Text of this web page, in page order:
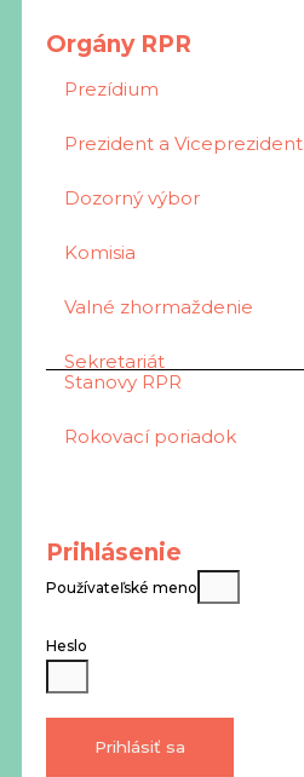
Orgány RPR
Prezídium
Prezident a Viceprezident
Dozorný výbor
Komisia
Valné zhormaždenie
Sekretariát
Stanovy RPR
Rokovací poriadok
Prihlásenie
Používateľské meno
Heslo
Prihlásiť sa